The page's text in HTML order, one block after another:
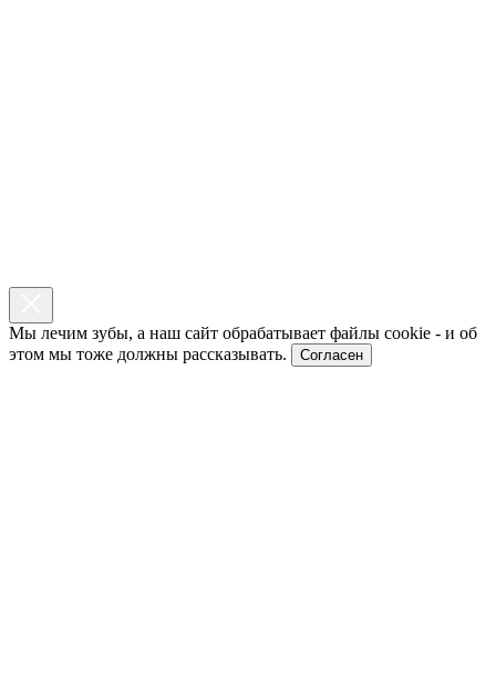
Мы лечим зубы, а наш сайт обрабатывает файлы cookie - и об
этом мы тоже должны рассказывать.
Согласен